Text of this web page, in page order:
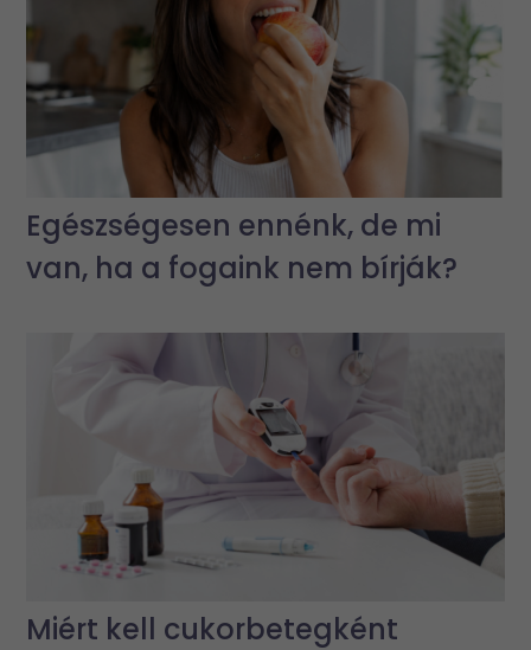
Egészségesen ennénk, de mi
van, ha a fogaink nem bírják?
Miért kell cukorbetegként